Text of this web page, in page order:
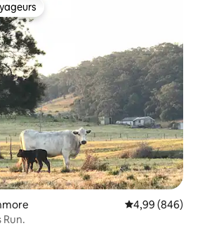
les plus appréciés
Évaluation
4,99 (846)